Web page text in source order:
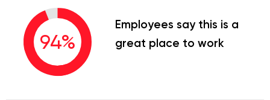
94%
Employees say this is a
great place to work